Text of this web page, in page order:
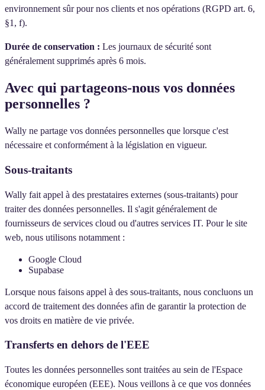
environnement sûr pour nos clients et nos opérations (RGPD art. 6,
§1, f).
Durée de conservation : Les journaux de sécurité sont
généralement supprimés après 6 mois.
Avec qui partageons-nous vos données
personnelles ?
Wally ne partage vos données personnelles que lorsque c'est
nécessaire et conformément à la législation en vigueur.
Sous-traitants
Wally fait appel à des prestataires externes (sous-traitants) pour
traiter des données personnelles. Il s'agit généralement de
fournisseurs de services cloud ou d'autres services IT. Pour le site
web, nous utilisons notamment :
Google Cloud
Supabase
Lorsque nous faisons appel à des sous-traitants, nous concluons un
accord de traitement des données afin de garantir la protection de
vos droits en matière de vie privée.
Transferts en dehors de l'EEE
Toutes les données personnelles sont traitées au sein de l'Espace
économique européen (EEE). Nous veillons à ce que vos données